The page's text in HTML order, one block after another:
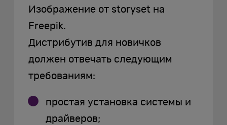
Изображение от storyset на
Freepik.
Дистрибутив для новичков
должен отвечать следующим
требованиям:
простая установка системы и
драйверов;